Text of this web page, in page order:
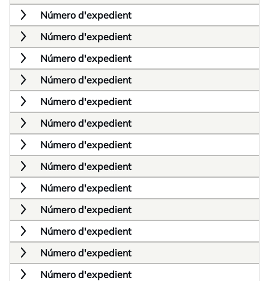
Número d'expedient
Número d'expedient
Número d'expedient
Número d'expedient
Número d'expedient
Número d'expedient
Número d'expedient
Número d'expedient
Número d'expedient
Número d'expedient
Número d'expedient
Número d'expedient
Número d'expedient